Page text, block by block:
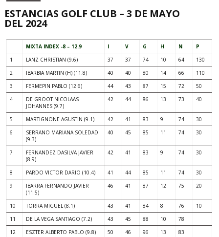
ESTANCIAS GOLF CLUB – 3 DE MAYO
DEL 2024
MIXTA INDEX -8 – 12.9 I V G H N
P
1
LANZ CHRISTIAN (9.6) 37 37 74 10 64
130
2
IBARBIA MARTIN (H) (11.8) 40 40 80 14 66
110
3
FERMEPIN PABLO (12.6) 44 43 87 15 72
50
4
DE GROOT NICOLAAS
JOHANNES (9.7)
42 44 86 13 73 40
5 MARTIGNONE AGUSTIN (9.1) 42 41 83 9 74
30
6
SERRANO MARIANA SOLEDAD
(9.3)
40 45 85 11 74 30
7
FERNANDEZ DASILVA JAVIER
(8.9)
42 41 83 9 74 30
8 PARDO VICTOR DARIO (10.4) 41 44 85 11 74
30
9
IBARRA FERNANDO JAVIER
(11.5)
46 41 87 12 75 20
10 TORRA MIGUEL (8.1) 43 41 84 8 76
10
11
DE LA VEGA SANTIAGO (7.2) 43 45 88 10
78
12
ESZTER ALBERTO PABLO (9.8) 50 46 96 13 83